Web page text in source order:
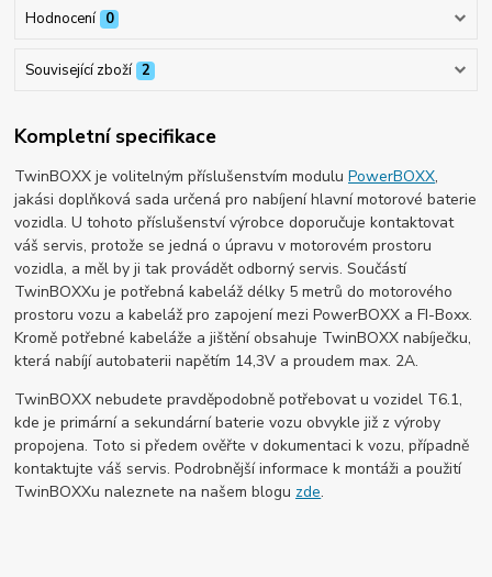
Hodnocení 0
Související zboží 2
Kompletní specifikace
TwinBOXX je volitelným příslušenstvím moduluPowerBOXX,
jakási doplňková sada určená pro nabíjení hlavní motorové baterie
vozidla. U tohoto příslušenství výrobce doporučuje kontaktovat
váš servis, protože se jedná o úpravu v motorovém prostoru
vozidla, a měl by ji tak provádět odborný servis. Součástí
TwinBOXXu je potřebná kabeláž délky 5 metrů do motorového
prostoru vozu a kabeláž pro zapojení mezi PowerBOXX a FI-Boxx.
Kromě potřebné kabeláže a jištění obsahuje TwinBOXX nabíječku,
která nabíjí autobaterii napětím 14,3V a proudem max. 2A.
TwinBOXX nebudete pravděpodobně potřebovat u vozidel T6.1,
kde je primární a sekundární baterie vozu obvykle již z výroby
propojena. Toto si předem ověřte v dokumentaci k vozu, případně
kontaktujte váš servis. Podrobnější informace k montáži a použití
TwinBOXXu naleznete na našem blogu zde.